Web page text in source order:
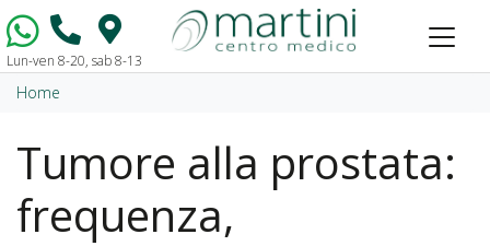
Vai al contenuto
Lun-ven 8-20, sab 8-13
Home
Tumore alla prostata:
frequenza,